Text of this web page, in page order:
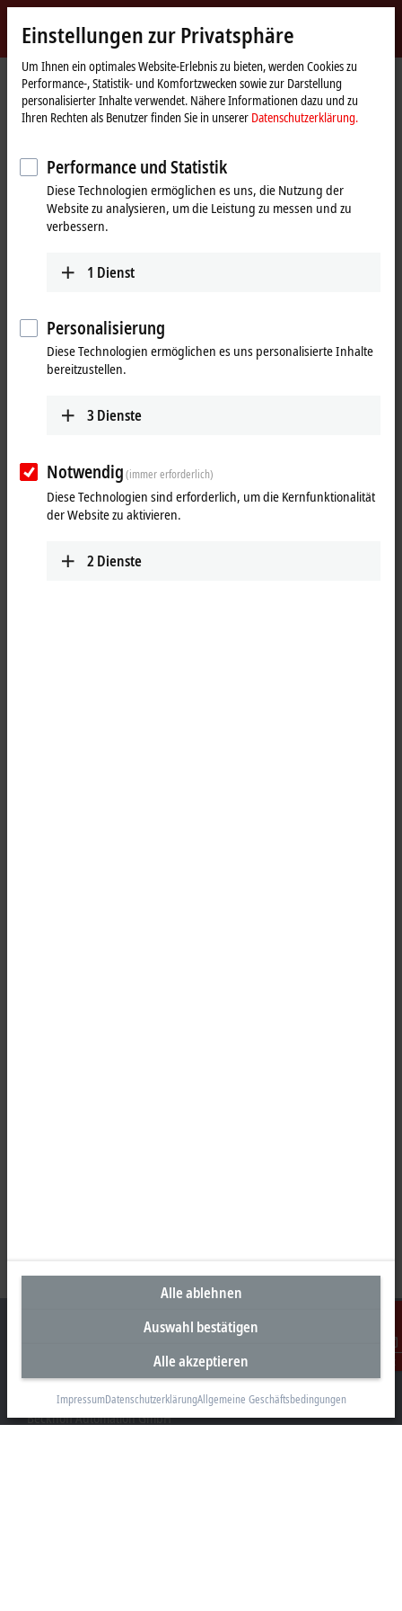
Beckhoff
-
New
Automation
Technology
myBeckhoff
StartseiteProdukte I/O EtherCAT Box
EPPxxxx | Industriegehäuse
Kontakt
EPP4xxx | EtherCAT P-Box, Analog-
Ausgang
mA und 4 bis 20 mA. Die EPP43xx-Module verfügen neben analogen
Ausgängen auch über analoge Eingänge, sodass ein optimaler Mix im
Feld eingesetzt werden kann. Einige Module bieten auch weitere
Alle Filter zurücksetzen
Ergebnisse:
Unternehmenszentrale Österreich
Beckhoff Automation GmbH
Einstellungen zur Privatsphäre
Um Ihnen ein optimales Website-Erlebnis zu bieten, werden Cookies zu
Performance-, Statistik- und Komfortzwecken sowie zur Darstellung
personalisierter Inhalte verwendet. Nähere Informationen dazu und zu
Ihren Rechten als Benutzer finden Sie in unserer Datenschutzerklärung.
Performance und Statistik
Diese Technologien ermöglichen es uns, die Nutzung der
Website zu analysieren, um die Leistung zu messen und zu
verbessern.
1 Dienst
Personalisierung
Diese Technologien ermöglichen es uns personalisierte Inhalte
bereitzustellen.
3 Dienste
Notwendig(immer erforderlich)
Diese Technologien sind erforderlich, um die Kernfunktionalität
der Website zu aktivieren.
2 Dienste
Alle ablehnen
Auswahl bestätigen
Alle akzeptieren
ImpressumDatenschutzerklärungAllgemeine Geschäftsbedingungen